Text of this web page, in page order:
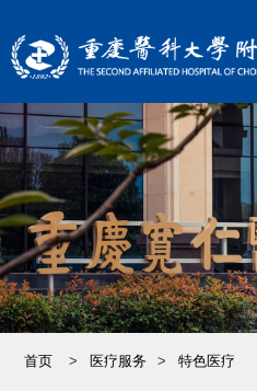
首页 > 医疗服务 > 特色医疗